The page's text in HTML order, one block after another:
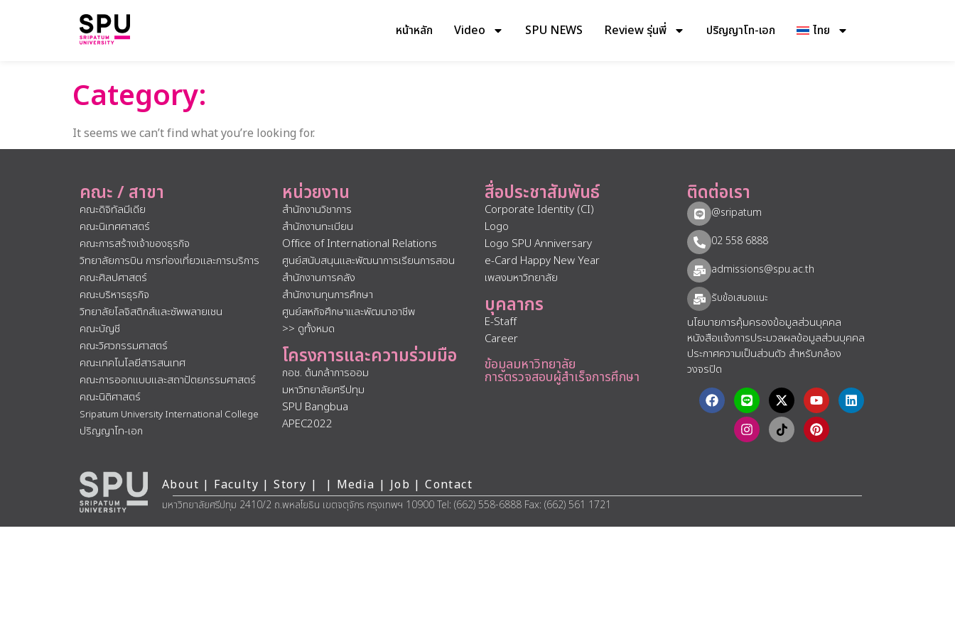
หน้าหลัก Video SPU NEWS Review รุ่นพี่ ปริญญาโท-เอก ไทย
Category:
It seems we can’t find what you’re looking for.
คณะ / สาขา
คณะดิจิทัลมีเดีย
คณะนิเทศศาสตร์
คณะการสร้างเจ้าของธุรกิจ
วิทยาลัยการบิน การท่องเที่ยวและการบริการ
คณะศิลปศาสตร์
คณะบริหารธุรกิจ
วิทยาลัยโลจิสติกส์และซัพพลายเชน
คณะบัญชี
คณะวิศวกรรมศาสตร์
คณะเทคโนโลยีสารสนเทศ
คณะการออกแบบและสถาปัตยกรรมศาสตร์
คณะนิติศาสตร์
Sripatum University International College
ปริญญาโท-เอก
หน่วยงาน
สำนักงานวิชาการ
สำนักงานทะเบียน
Office of International Relations
ศูนย์สนับสนุนและพัฒนาการเรียนการสอน
สำนักงานการคลัง
สำนักงานทุนการศึกษา
ศูนย์สหกิจศึกษาและพัฒนาอาชีพ
>> ดูทั้งหมด
โครงการและความร่วมมือ
กอช. ต้นกล้าการออม
มหาวิทยาลัยศรีปทุม
SPU Bangbua
APEC2022
สื่อประชาสัมพันธ์
Corporate Identity (CI)
Logo
Logo SPU Anniversary
e-Card Happy New Year
เพลงมหาวิทยาลัย
บุคลากร
E-Staff
Career
ข้อมูลมหาวิทยาลัย
การตรวจสอบผู้สำเร็จการศึกษา
ติดต่อเรา
@sripatum
02 558 6888
admissions@spu.ac.th
รับข้อเสนอแนะ​
นโยบายการคุ้มครองข้อมูลส่วนบุคคล
หนังสือแจ้งการประมวลผลข้อมูลส่วนบุคคล
ประกาศความเป็นส่วนตัว สำหรับกล้อง
วงจรปิด
About | Faculty |Story | | Media | Job |Contact
มหาวิทยาลัยศรีปทุม 2410/2 ถ.พหลโยธิน เขตจตุจักร กรุงเทพฯ 10900 Tel: (662) 558-6888 Fax: (662) 561 1721